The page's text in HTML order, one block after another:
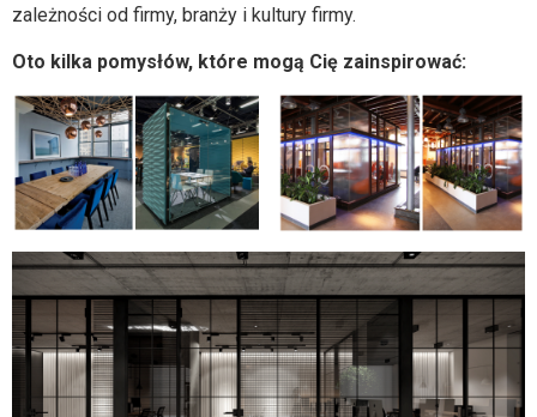
zależności od firmy, branży i kultury firmy.
Oto kilka pomysłów, które mogą Cię zainspirować: